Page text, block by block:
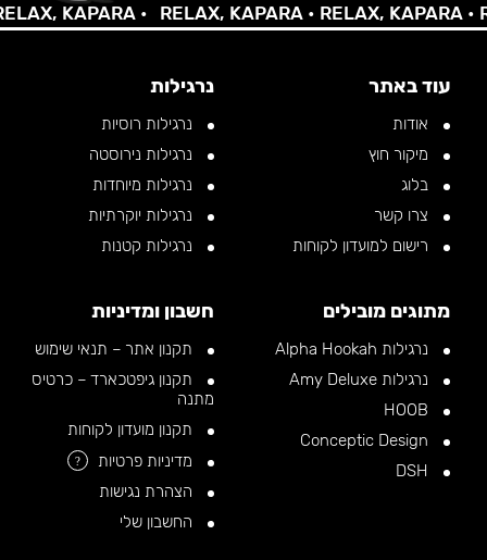
KAPARA • RELAX, KAPARA •RELAX, KAPARA •
עוד באתר
אודות
מיקור חוץ
בלוג
צרו קשר
רישום למועדון לקוחות
נרגילות
נרגילות רוסיות
נרגילות נירוסטה
נרגילות מיוחדות
נרגילות יוקרתיות
נרגילות קטנות
מתוגים מובילים
נרגילות Alpha Hookah
נרגילות Amy Deluxe
חשבון ומדיניות
תקנון אתר – תנאי שימוש
תקנון גיפטכארד – כרטיס
מתנה
תקנון מועדון לקוחות
מדיניות פרטיות
?
הצהרת נגישות
החשבון שלי